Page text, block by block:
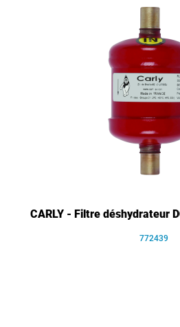
CARLY - Filtre déshydrateur
772439